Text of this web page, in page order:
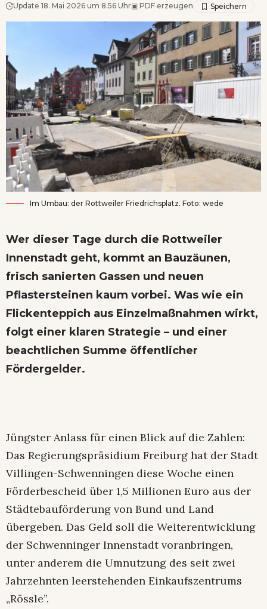
Update 18. Mai 2026 um 8.56 Uhr▣ PDF erzeugen
Im Umbau: der Rottweiler Friedrichsplatz. Foto: wede
Wer dieser Tage durch die Rottweiler
Innenstadt geht, kommt an Bauzäunen,
frisch sanierten Gassen und neuen
Pflastersteinen kaum vorbei. Was wie ein
Flickenteppich aus Einzelmaßnahmen wirkt,
folgt einer klaren Strategie – und einer
beachtlichen Summe öffentlicher
Fördergelder.
Jüngster Anlass für einen Blick auf die Zahlen:
Das Regierungspräsidium Freiburg hat der Stadt
Villingen-Schwenningen diese Woche einen
Förderbescheid über 1,5 Millionen Euro aus der
Städtebauförderung von Bund und Land
übergeben. Das Geld soll die Weiterentwicklung
der Schwenninger Innenstadt voranbringen,
unter anderem die Umnutzung des seit zwei
Jahrzehnten leerstehenden Einkaufszentrums
„Rössle”.